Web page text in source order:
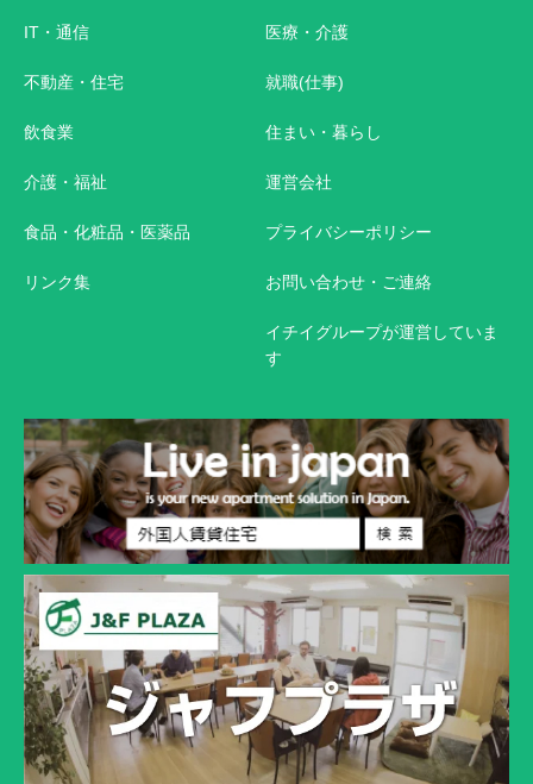
IT・通信
不動産・住宅
飲食業
介護・福祉
食品・化粧品・医薬品
リンク集
医療・介護
就職(仕事)
住まい・暮らし
運営会社
プライバシーポリシー
お問い合わせ・ご連絡
イチイグループが運営していま
す